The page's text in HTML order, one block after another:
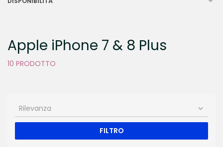
Apple iPhone 7 & 8 Plus
10 PRODOTTO
Rilevanza 
FILTRO